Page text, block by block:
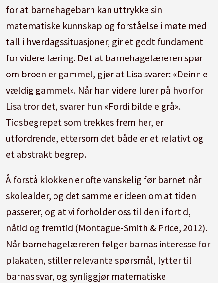
for at barnehagebarn kan uttrykke sin
matematiske kunnskap og forståelse i møte med
tall i hverdagssituasjoner, gir et godt fundament
for videre læring. Det at barnehagelæreren spør
om broen er gammel, gjør at Lisa svarer: «Deinn e
vældig gammel». Når han videre lurer på hvorfor
Lisa tror det, svarer hun «Fordi bilde e grå».
Tidsbegrepet som trekkes frem her, er
utfordrende, ettersom det både er et relativt og
et abstrakt begrep.
Å forstå klokken er ofte vanskelig før barnet når
skolealder, og det samme er ideen om at tiden
passerer, og at vi forholder oss til den i fortid,
nåtid og fremtid (Montague-Smith & Price, 2012).
Når barnehagelæreren følger barnas interesse for
plakaten, stiller relevante spørsmål, lytter til
barnas svar, og synliggjør matematiske